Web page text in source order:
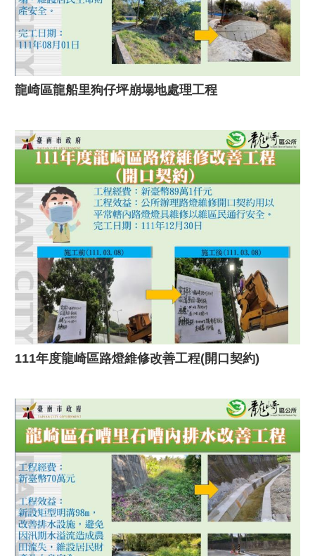
龍崎區龍船里狗仔坪崩塌地處理工程
111年度龍崎區路燈維修改善工程(開口契約)